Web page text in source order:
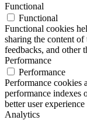
Functional
Functional
Functional cookies
sharing the content
feedbacks, and other
Performance
Performance
Performance cookies
performance indexes
better user
Analytics